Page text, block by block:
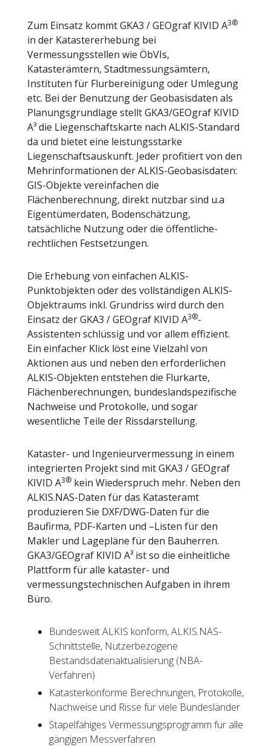
Zum Einsatz kommt GKA3 / GEOgraf KIVID A3®
in der Katastererhebung bei
Vermessungsstellen wie ÖbVIs,
Katasterämtern, Stadtmessungsämtern,
Instituten für Flurbereinigung oder Umlegung
etc. Bei der Benutzung der Geobasisdaten als
Planungsgrundlage stellt GKA3/GEOgraf KIVID
A³ die Liegenschaftskarte nach ALKIS-Standard
da und bietet eine leistungsstarke
Liegenschaftsauskunft. Jeder profitiert von den
Mehrinformationen der ALKIS-Geobasisdaten:
GIS-Objekte vereinfachen die
Flächenberechnung, direkt nutzbar sind u.a
Eigentümerdaten, Bodenschätzung,
tatsächliche Nutzung oder die öffentliche-
rechtlichen Festsetzungen.
Die Erhebung von einfachen ALKIS-
Punktobjekten oder des vollständigen ALKIS-
Objektraums inkl. Grundriss wird durch den
Einsatz der GKA3 / GEOgraf KIVID A3®-
Assistenten schlüssig und vor allem effizient.
Ein einfacher Klick löst eine Vielzahl von
Aktionen aus und neben den erforderlichen
ALKIS-Objekten entstehen die Flurkarte,
Flächenberechnungen, bundeslandspezifische
Nachweise und Protokolle, und sogar
wesentliche Teile der Rissdarstellung.
Kataster- und Ingenieurvermessung in einem
integrierten Projekt sind mit GKA3 / GEOgraf
KIVID A3®kein Wiederspruch mehr. Neben den
ALKIS.NAS-Daten für das Katasteramt
produzieren Sie DXF/DWG-Daten für die
Baufirma, PDF-Karten und –Listen für den
Makler und Lagepläne für den Bauherren.
GKA3/GEOgraf KIVID A³ ist so die einheitliche
Plattform für alle kataster- und
vermessungstechnischen Aufgaben in ihrem
Büro.
Bundesweit ALKIS konform, ALKIS.NAS-
Schnittstelle, Nutzerbezogene
Bestandsdatenaktualisierung (NBA-
Verfahren)
Katasterkonforme Berechnungen, Protokolle,
Nachweise und Risse für viele Bundesländer
Stapelfähiges Vermessungsprogramm für alle
gängigen Messverfahren